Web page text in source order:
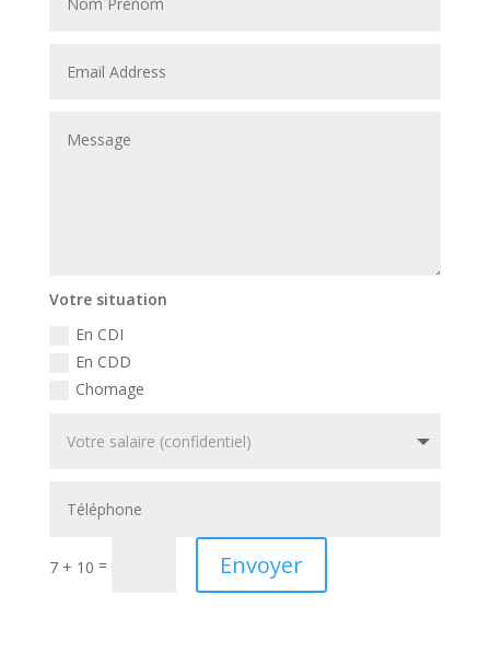
Votre situation
En CDI
En CDD
Chomage
7 + 10 = Envoyer